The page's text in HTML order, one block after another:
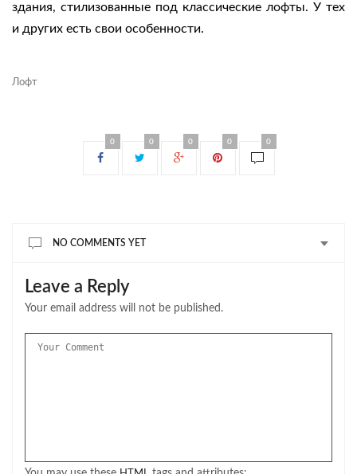
здания, стилизованные под классические лофты. У тех
и других есть свои особенности.
Лофт
0 0 0 0 0
NO COMMENTS YET
Leave a Reply
Your email address will not be published.